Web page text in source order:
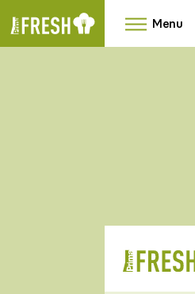
Menu
RYCHLOVKY